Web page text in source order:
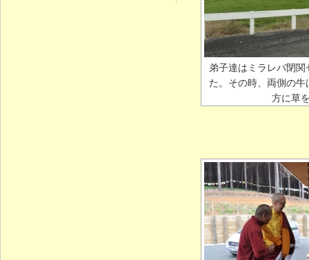
弟子達はミラレバ閉
た。その時、両側の
方に草